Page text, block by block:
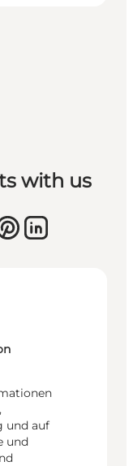
with us
und auf
und